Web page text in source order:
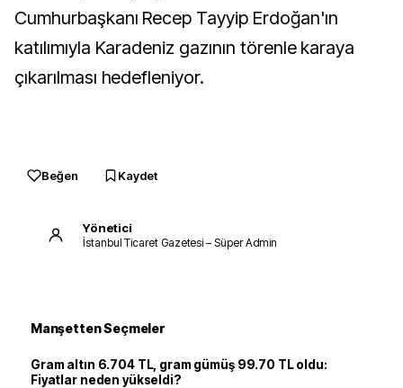
Cumhurbaşkanı Recep Tayyip Erdoğan'ın
katılımıyla Karadeniz gazının törenle karaya
çıkarılması hedefleniyor.
Beğen Kaydet
Yönetici
İstanbul Ticaret Gazetesi – Süper Admin
Manşetten Seçmeler
Gram altın 6.704 TL, gram gümüş 99.70 TL oldu:
Fiyatlar neden yükseldi?